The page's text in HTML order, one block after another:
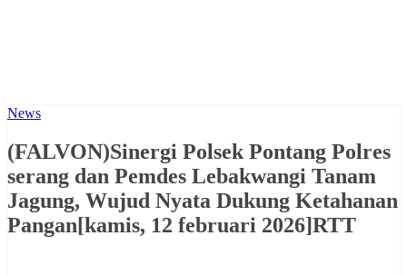
News
(FALVON)Sinergi Polsek Pontang Polres
serang dan Pemdes Lebakwangi Tanam
Jagung, Wujud Nyata Dukung Ketahanan
Pangan[kamis, 12 februari 2026]RTT